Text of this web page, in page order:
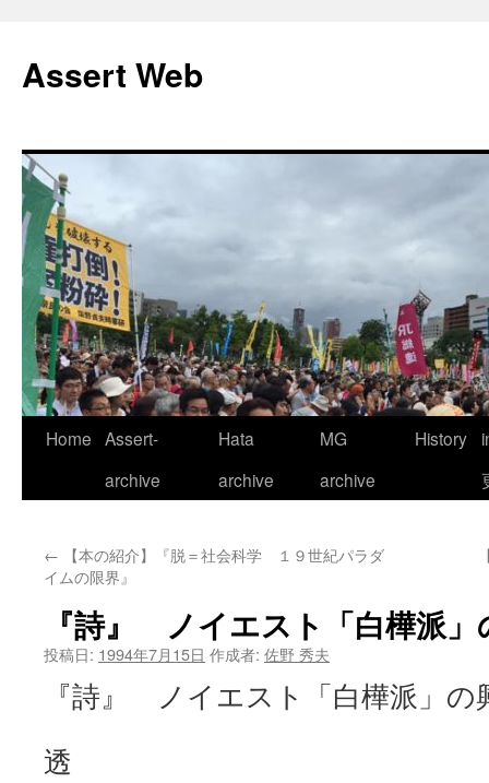
テ
ン
ス
キ
ッ
プ
Assert Web
Home Assert-
archive
Hata
archive
MG
archive
History
← 【本の紹介】『脱＝社会科学 １９世紀パラダ
イムの限界』
『詩』 ノイエスト「白樺派」
投稿日: 1994年7月15日 作成者: 佐野 秀夫
『詩』 ノイエスト「白樺派」の
透